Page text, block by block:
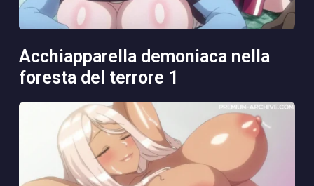
acchiapparella demoniaca nella
foresta del terrore 1